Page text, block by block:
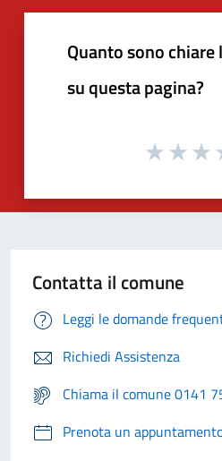
Quanto sono
su questa pagina?
Contatta il comune
Leggi le domande
Richiedi Assistenza
Chiama il comune 0141
Prenota un